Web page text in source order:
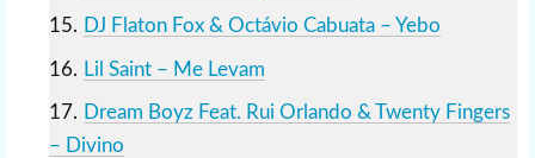
DJ Flaton Fox & Octávio Cabuata – Yebo
Lil Saint – Me Levam
Dream Boyz Feat. Rui Orlando & Twenty Fingers
– Divino